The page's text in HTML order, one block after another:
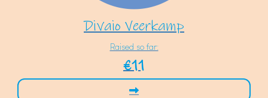
Divaio Veerkamp
Raised so far:
€11